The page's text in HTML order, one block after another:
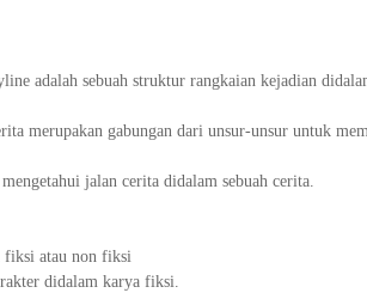
adalah sebuah struktur rangkaian kejadian
merupakan gabungan dari unsur-unsur untuk
jalan cerita didalam sebuah cerita.
fiksi atau non fiksi
didalam karya fiksi.